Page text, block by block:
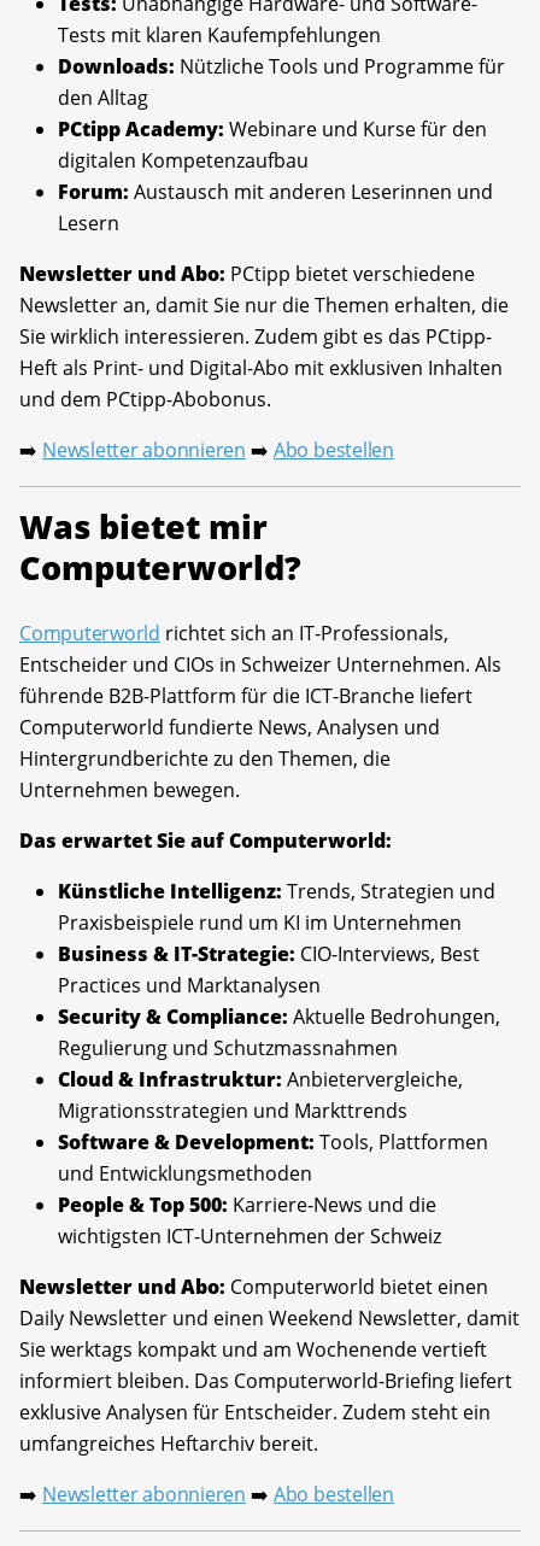
Tests mit klaren Kaufempfehlungen
Downloads: Nützliche Tools und Programme für
den Alltag
PCtipp Academy: Webinare und Kurse für den
digitalen Kompetenzaufbau
Forum: Austausch mit anderen Leserinnen und
Lesern
Newsletter und Abo: PCtipp bietet verschiedene
Newsletter an, damit Sie nur die Themen erhalten, die
Sie wirklich interessieren. Zudem gibt es das PCtipp-
Heft als Print- und Digital-Abo mit exklusiven Inhalten
und dem PCtipp-Abobonus.
➡️ Newsletter abonnieren ➡️ Abo bestellen
Was bietet mir
Computerworld?
Computerworld richtet sich an IT-Professionals,
Entscheider und CIOs in Schweizer Unternehmen. Als
führende B2B-Plattform für die ICT-Branche liefert
Computerworld fundierte News, Analysen und
Hintergrundberichte zu den Themen, die
Unternehmen bewegen.
Das erwartet Sie auf Computerworld:
Künstliche Intelligenz: Trends, Strategien und
Praxisbeispiele rund um KI im Unternehmen
Business & IT-Strategie: CIO-Interviews, Best
Practices und Marktanalysen
Security & Compliance: Aktuelle Bedrohungen,
Regulierung und Schutzmassnahmen
Cloud & Infrastruktur: Anbietervergleiche,
Migrationsstrategien und Markttrends
Software & Development: Tools, Plattformen
und Entwicklungsmethoden
People & Top 500: Karriere-News und die
wichtigsten ICT-Unternehmen der Schweiz
Newsletter und Abo: Computerworld bietet einen
Daily Newsletter und einen Weekend Newsletter, damit
Sie werktags kompakt und am Wochenende vertieft
informiert bleiben. Das Computerworld-Briefing liefert
exklusive Analysen für Entscheider. Zudem steht ein
umfangreiches Heftarchiv bereit.
➡️ Newsletter abonnieren ➡️ Abo bestellen